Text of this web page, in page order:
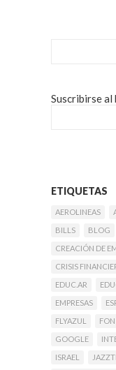
Suscribirse
ETIQUETAS
AEROLINEAS
BILLS
BLOG
CREACIÓN DE
CRISIS
EDUC.AR
EMPRESAS
FLYAZUL
FON
GOOGLE
ISRAEL